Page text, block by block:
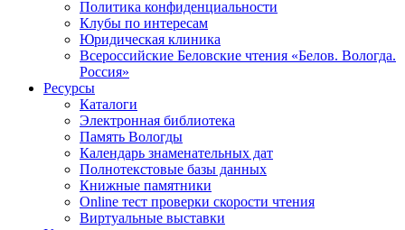
Политика конфиденциальности
Клубы по интересам
Юридическая клиника
Всероссийские Беловские чтения «Белов. Вологда.
Россия»
Ресурсы
Каталоги
Электронная библиотека
Память Вологды
Календарь знаменательных дат
Полнотекстовые базы данных
Книжные памятники
Online тест проверки скорости чтения
Виртуальные выставки